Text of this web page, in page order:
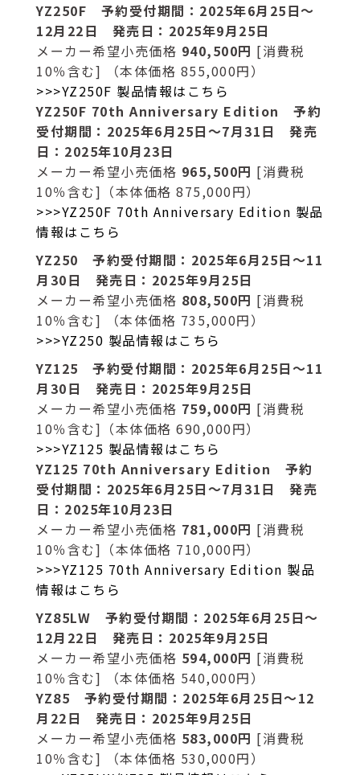
YZ250F 予約受付期間：2025年6月25日～
12月22日 発売日：2025年9月25日
メーカー希望小売価格 940,500円 [消費税
10％含む] （本体価格 855,000円）
>>>YZ250F 製品情報はこちら
YZ250F 70th Anniversary Edition 予約
受付期間：2025年6月25日～7月31日 発売
日：2025年10月23日
メーカー希望小売価格 965,500円 [消費税
10％含む]（本体価格 875,000円）
>>>YZ250F 70th Anniversary Edition 製品
情報はこちら
YZ250 予約受付期間：2025年6月25日～11
月30日 発売日：2025年9月25日
メーカー希望小売価格 808,500円 [消費税
10％含む] （本体価格 735,000円）
>>>YZ250 製品情報はこちら
YZ125 予約受付期間：2025年6月25日～11
月30日 発売日：2025年9月25日
メーカー希望小売価格 759,000円 [消費税
10％含む]（本体価格 690,000円）
>>>YZ125 製品情報はこちら
YZ125 70th Anniversary Edition 予約
受付期間：2025年6月25日～7月31日 発売
日：2025年10月23日
メーカー希望小売価格 781,000円 [消費税
10％含む]（本体価格 710,000円）
>>>YZ125 70th Anniversary Edition 製品
情報はこちら
YZ85LW 予約受付期間：2025年6月25日～
12月22日 発売日：2025年9月25日
メーカー希望小売価格 594,000円 [消費税
10％含む] （本体価格 540,000円）
YZ85 予約受付期間：2025年6月25日～12
月22日 発売日：2025年9月25日
メーカー希望小売価格 583,000円 [消費税
10％含む] （本体価格 530,000円）